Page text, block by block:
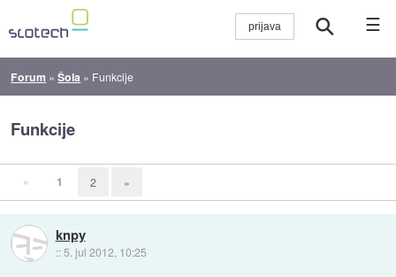
☰
Forum »Šola » Funkcije
Funkcije
« 1 2 »
knpy
:: 5. jul 2012, 10:25